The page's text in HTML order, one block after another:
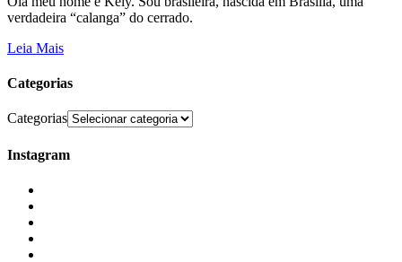
verdadeira “calanga” do cerrado.
Leia Mais
Categorias
Categorias
Instagram